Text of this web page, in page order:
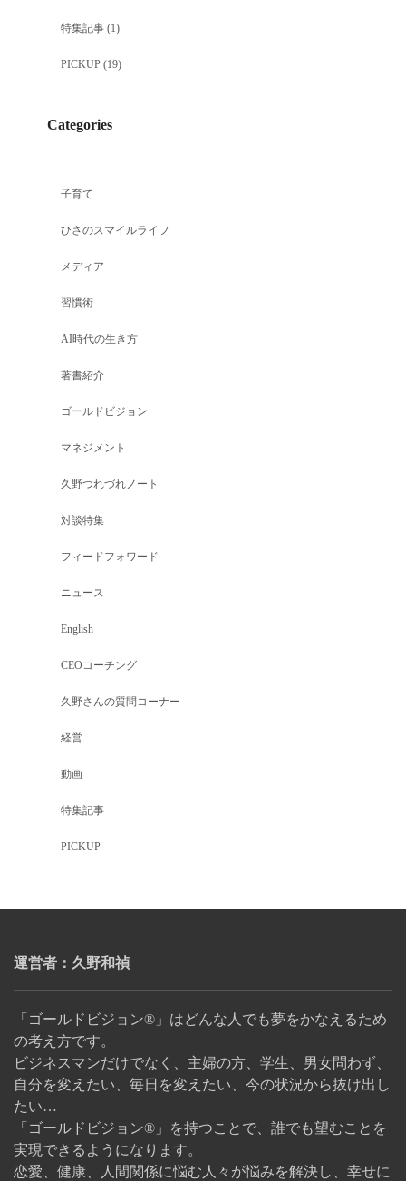
特集記事(1)
PICKUP(19)
Categories
子育て
ひさのスマイルライフ
メディア
習慣術
AI時代の生き方
著書紹介
ゴールドビジョン
マネジメント
久野つれづれノート
対談特集
フィードフォワード
ニュース
English
CEOコーチング
久野さんの質問コーナー
経営
動画
特集記事
PICKUP
運営者：久野和禎
「ゴールドビジョン®」はどんな人でも夢をかなえるため
の考え方です。
ビジネスマンだけでなく、主婦の方、学生、男女問わず、
自分を変えたい、毎日を変えたい、今の状況から抜け出し
たい…
「ゴールドビジョン®」を持つことで、誰でも望むことを
実現できるようになります。
恋愛、健康、人間関係に悩む人々が悩みを解決し、幸せに